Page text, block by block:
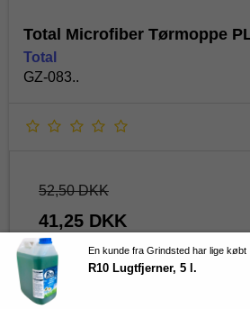
Total Microfiber Tørmoppe
Total
GZ-083..
52,50 DKK
41,25 DKK
(inkl. moms)
Vis produkt
En kunde fra Grindsted har lige købt
R10 Lugtfjerner, 5 l.
Email
Ved at tilmelde dig accepterer du at modtage
afmelde dig.